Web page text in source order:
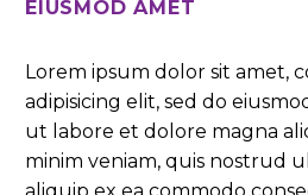
EIUSMOD AMET
Lorem ipsum dolor sit amet,
adipisicing elit, sed do
ut labore et dolore magna
minim veniam, quis nostrud